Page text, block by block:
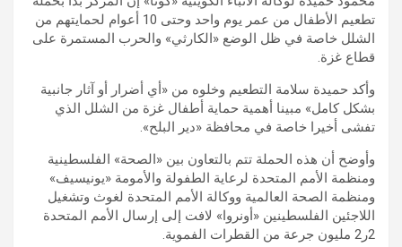
تطعيم الأطفال من عمر يوم واحد وحتى 10 أعوام لحمايتهم من
الشلل خاصة في ظل الوضع «الكارثي» والحرب المستمرة على
قطاع غزة.
وأكد حميدة سلامة التطعيم وخلوه من «أي أضرار أو آثار جانبية
بشكل كامل» مبينا أهمية حماية أطفال غزة من الشلل الذي
تفشى أخيرا خاصة في محافظة «دير البلح».
وأوضح أن هذه الحملة تتم بالتعاون بين «الصحة» الفلسطينية
ومنظمة الأمم المتحدة لرعاية الطفولة والأمومة «يونيسيف»
ومنظمة الصحة العالمية ووكالة الأمم المتحدة لغوث وتشغيل
اللاجئين الفلسطينين «أونروا» لافت إلى إرسال الأمم المتحدة
2ر2 مليون جرعة من القطرات الفموية.